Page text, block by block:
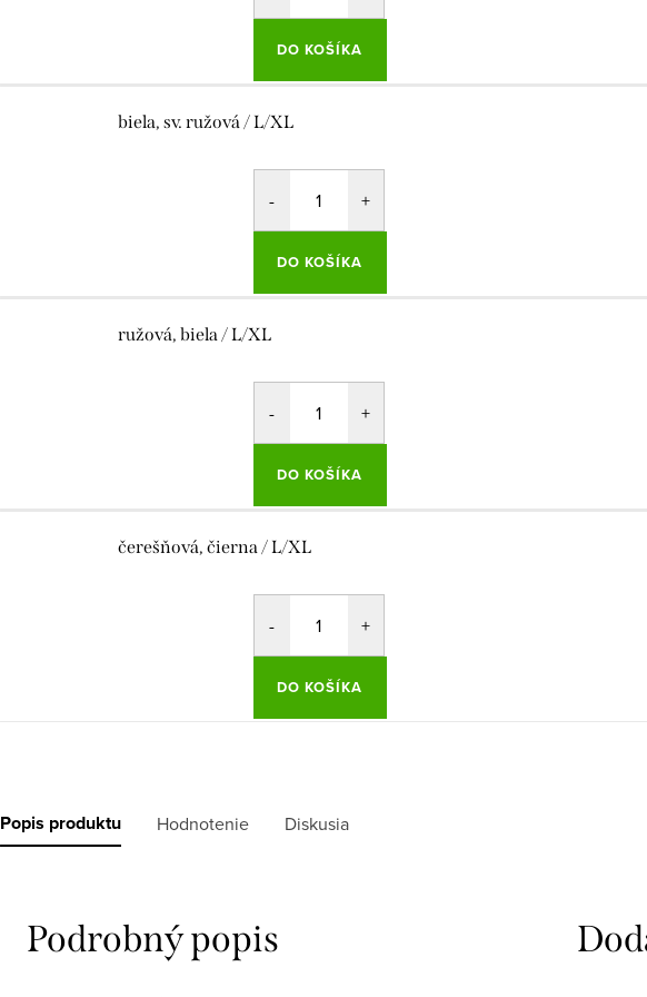
DO KOŠÍKA
biela, sv. ružová / L/XL
DO KOŠÍKA
ružová, biela / L/XL
DO KOŠÍKA
čerešňová, čierna / L/XL
DO KOŠÍKA
Popis produktu Hodnotenie Diskusia
Podrobný popis